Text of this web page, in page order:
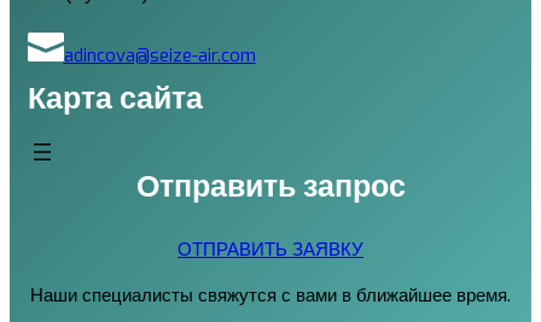
adincova@seize-air.com
Карта сайта
Отправить запрос
ОТПРАВИТЬ ЗАЯВКУ
Наши специалисты свяжутся с вами в ближайшее время.